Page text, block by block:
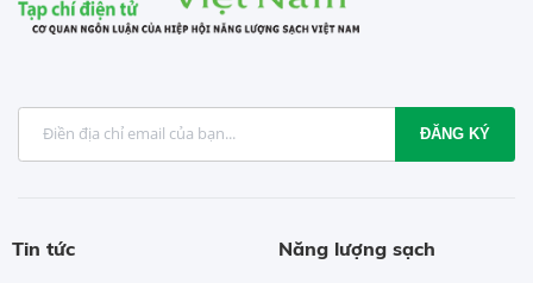
ĐĂNG KÝ
Tin tức Năng lượng sạch